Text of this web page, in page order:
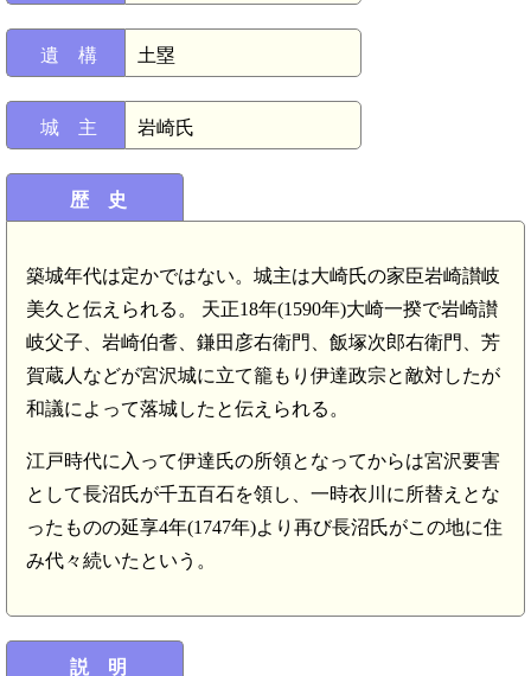
遺 構 土塁
城 主 岩崎氏
歴 史
築城年代は定かではない。城主は大崎氏の家臣岩崎讃岐
美久と伝えられる。 天正18年(1590年)大崎一揆で岩崎讃
岐父子、岩崎伯耆、鎌田彦右衛門、飯塚次郎右衛門、芳
賀蔵人などが宮沢城に立て籠もり伊達政宗と敵対したが
和議によって落城したと伝えられる。
江戸時代に入って伊達氏の所領となってからは宮沢要害
として長沼氏が千五百石を領し、一時衣川に所替えとな
ったものの延享4年(1747年)より再び長沼氏がこの地に住
み代々続いたという。
説 明